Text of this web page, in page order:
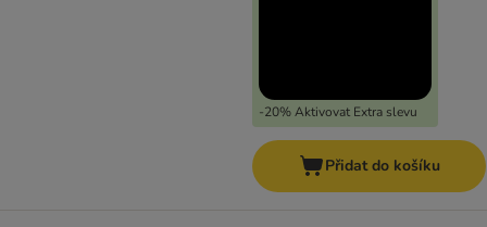
-20% Aktivovat Extra slevu
Přidat do košíku